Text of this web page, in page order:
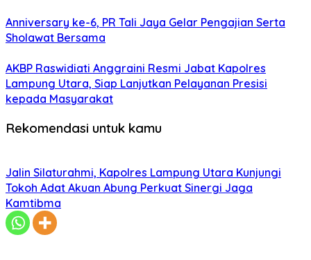
Anniversary ke-6, PR Tali Jaya Gelar Pengajian Serta
Sholawat Bersama
AKBP Raswidiati Anggraini Resmi Jabat Kapolres
Lampung Utara, Siap Lanjutkan Pelayanan Presisi
kepada Masyarakat
Rekomendasi untuk kamu
Jalin Silaturahmi, Kapolres Lampung Utara Kunjungi
Tokoh Adat Akuan Abung Perkuat Sinergi Jaga
Kamtibma